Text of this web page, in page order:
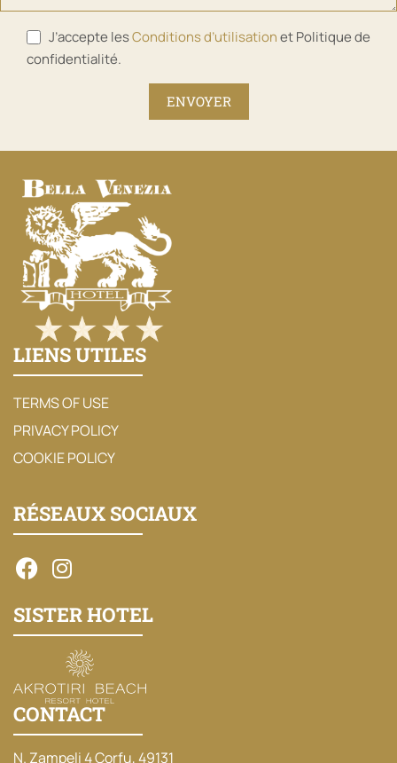
J’accepte lesConditions d’utilisationet Politique de
confidentialité.
LIENS UTILES
TERMS OF USE
PRIVACY POLICY
COOKIE POLICY
RÉSEAUX SOCIAUX
SISTER HOTEL
CONTACT
N. Zampeli 4 Corfu, 49131